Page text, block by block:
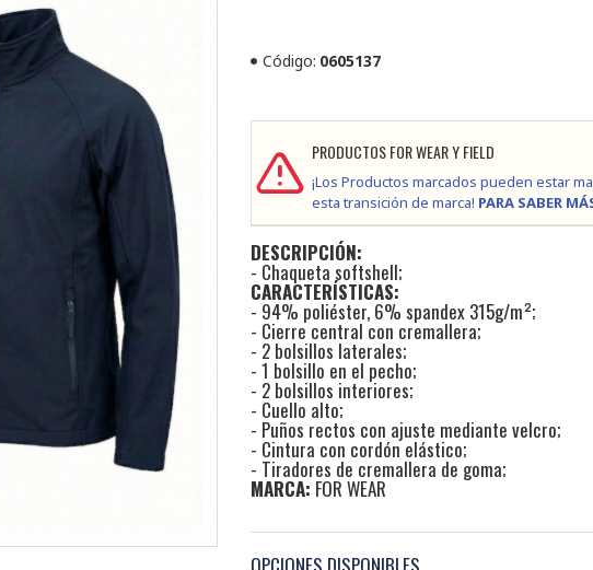
Código: 0605137
PRODUCTOS FOR WEAR Y FIELD
¡Los Productos marcados pueden estar
esta transición de marca! PARA SABER
DESCRIPCIÓN:
- Chaqueta softshell;
CARACTERÍSTICAS:
- 94% poliéster, 6% spandex 315g/m²;
- Cierre central con cremallera;
- 2 bolsillos laterales;
- 1 bolsillo en el pecho;
- 2 bolsillos interiores;
- Cuello alto;
- Puños rectos con ajuste mediante velcro;
- Cintura con cordón elástico;
- Tiradores de cremallera de goma;
MARCA: FOR WEAR